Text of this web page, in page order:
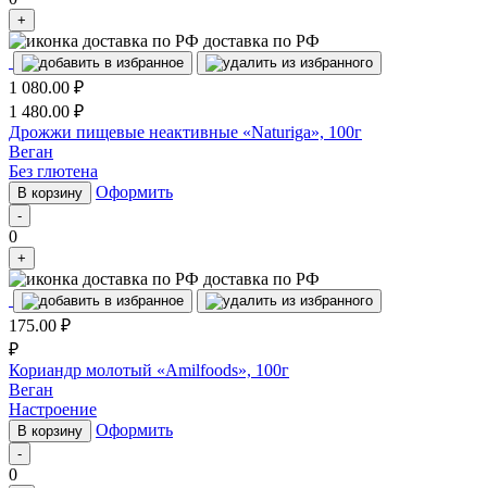
+
доставка по РФ
1 080.00 ₽
1 480.00 ₽
Дрожжи пищевые неактивные «Naturiga», 100г
Веган
Без глютена
В корзину Оформить
-
0
+
доставка по РФ
175.00 ₽
₽
Кориандр молотый «Amilfoods», 100г
Веган
Настроение
В корзину Оформить
-
0